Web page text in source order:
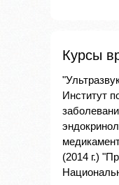
Курсы
Институт
(2014 г.)